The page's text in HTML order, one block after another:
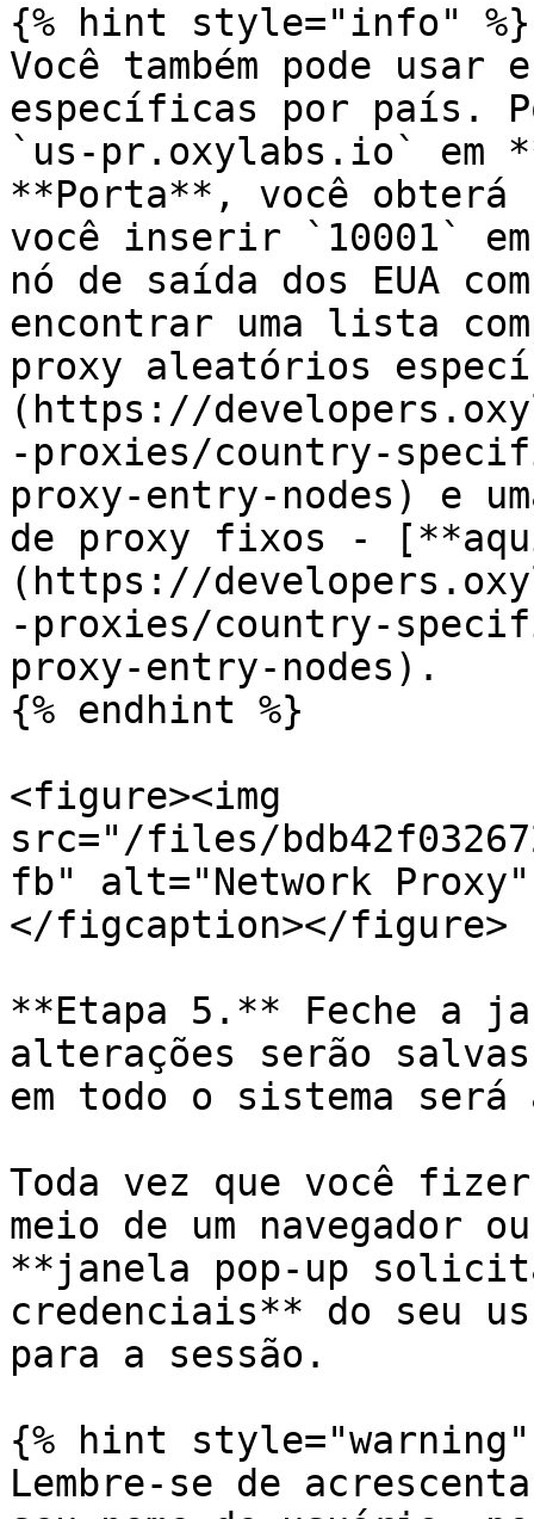
{% hint style="info" %}
Você também pode
específicas por país.
`us-pr.oxylabs.io` em
**Porta**, você obterá
você inserir `10001`
nó de saída dos EUA
encontrar uma lista
proxy aleatórios
(https://
-proxies/country-
proxy-entry-nodes) e
de proxy fixos -
(https://
-proxies/country-
proxy-entry-nodes).
{% endhint %}
<figure><img
src="/files/
fb" alt="Network
</figcaption></figure>
**Etapa 5.** Feche a
alterações serão
em todo o sistema será
Toda vez que você
meio de um navegador
**janela pop-up
credenciais** do seu
para a sessão.
{% hint style="warning"
Lembre-se de